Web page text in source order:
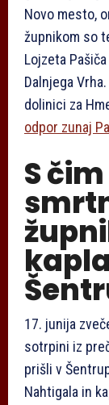
Novo mesto,
župnikom so
Lojzeta
Dalnjega
dolinici za
odpor zunaj
S
17. junija
sotrpini iz
prišli v
Nahtigala in